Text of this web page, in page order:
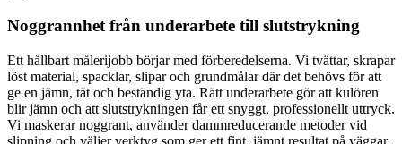
Noggrannhet från underarbete till slutstrykning
Ett hållbart målerijobb börjar med förberedelserna. Vi tvättar, skrapar
löst material, spacklar, slipar och grundmålar där det behövs för att
ge en jämn, tät och beständig yta. Rätt underarbete gör att kulören
blir jämn och att slutstrykningen får ett snyggt, professionellt uttryck.
Vi maskerar noggrant, använder dammreducerande metoder vid
slipning och väljer verktyg som ger ett fint, jämnt resultat på väggar,